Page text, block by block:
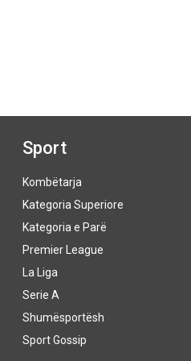
Sport
Kombëtarja
Kategoria Superiore
Kategoria e Parë
Premier League
La Liga
Serie A
Shumësportësh
Sport Gossip